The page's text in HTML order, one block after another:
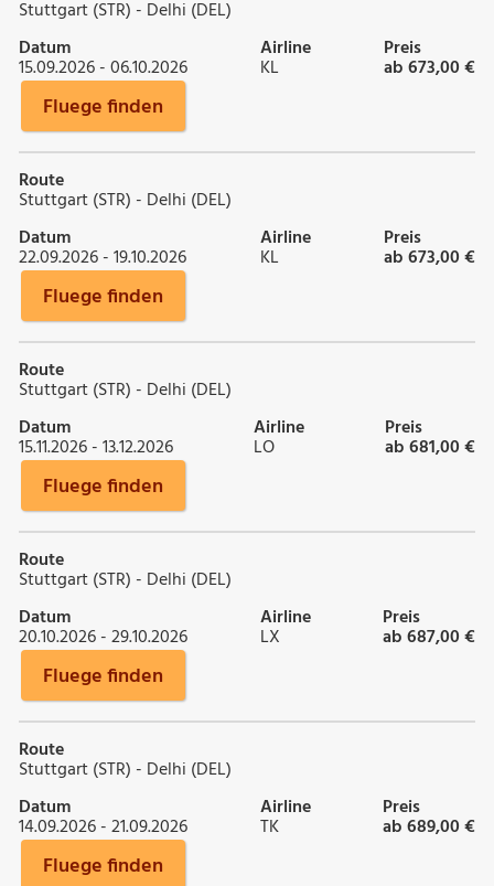
Stuttgart (STR) - Delhi (DEL)
Datum
15.09.2026 - 06.10.2026
Airline
KL
Preis
ab 673,00 €
Fluege finden
Route
Stuttgart (STR) - Delhi (DEL)
Datum
22.09.2026 - 19.10.2026
Airline
KL
Preis
ab 673,00 €
Fluege finden
Route
Stuttgart (STR) - Delhi (DEL)
Datum
15.11.2026 - 13.12.2026
Airline
LO
Preis
ab 681,00 €
Fluege finden
Route
Stuttgart (STR) - Delhi (DEL)
Datum
20.10.2026 - 29.10.2026
Airline
LX
Preis
ab 687,00 €
Fluege finden
Route
Stuttgart (STR) - Delhi (DEL)
Datum
14.09.2026 - 21.09.2026
Airline
TK
Preis
ab 689,00 €
Fluege finden